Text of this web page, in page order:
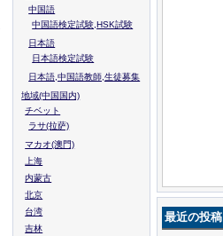
中国語
中国語検定試験,HSK試験
日本語
日本語検定試験
日本語,中国語教師,生徒募集
地域(中国国内)
チベット
ラサ(拉萨)
マカオ(澳門)
上海
内蒙古
北京
台湾
吉林
最近の投稿